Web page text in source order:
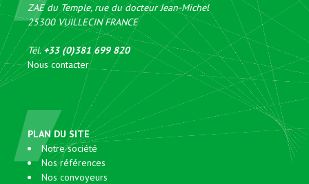
ZAE du Temple, rue du docteur Jean-Michel
25300 VUILLECINFRANCE
Tél. +33 (0)381 699 820
Nous contacter
PLAN DU SITE
Notre société
Nos références
Nos convoyeurs